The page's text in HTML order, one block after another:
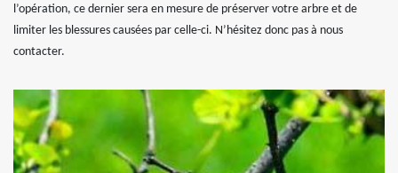
l’opération, ce dernier sera en mesure de préserver votre arbre et de
limiter les blessures causées par celle-ci. N’hésitez donc pas à nous
contacter.